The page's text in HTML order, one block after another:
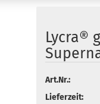
Konto
Passwort
Lycra®
Art.Nr.:
Lieferzeit: